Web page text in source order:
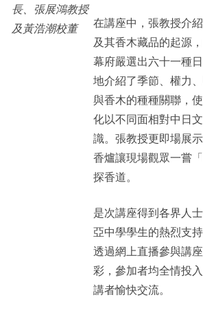
長、張展鴻教授
及黃浩潮校董
在講座中，張教授介
及其香木藏品的起源
幕府嚴選出六十一種
地介紹了季節、權力
與香木的種種關聯，
化以不同面相對中日
識。張教授更即場展
香爐讓現場觀眾一嘗
探香道。
是次講座得到各界人
亞中學學生的熱烈支
透過網上直播參與講
彩，參加者均全情投
講者愉快交流。